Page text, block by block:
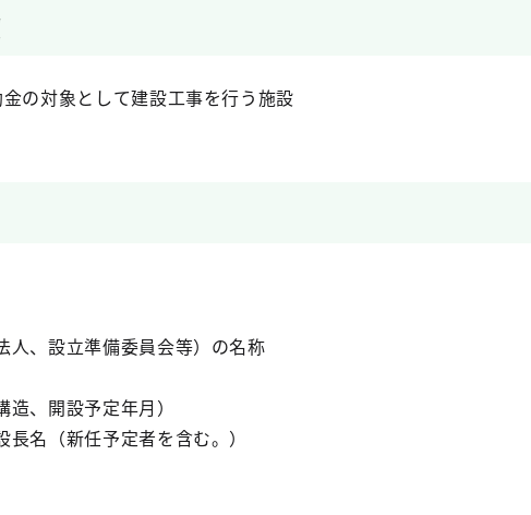
の対象として建設工事を行う施設
人、設立準備委員会等）の名称
、開設予定年月）
名（新任予定者を含む。）